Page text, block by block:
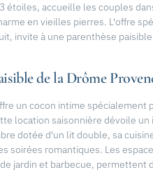
étoiles, accueille les couples
en vieilles pierres. L'offre
invite à une parenthèse
de la Drôme
un cocon intime spécialement
location saisonnière dévoile un
dotée d'un lit double, sa
soirées romantiques. Les
jardin et barbecue, permettent